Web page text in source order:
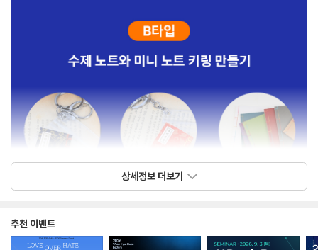
상세정보 더보기
추천 이벤트